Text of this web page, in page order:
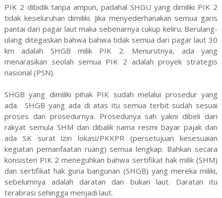
PIK 2 dibidik tanpa ampun, padahal SHGU yang dimiliki PIK 2
tidak keseluruhan dimiliki. Jika menyederhanakan semua garis
pantai dari pagar laut maka sebenarnya cukup keliru. Berulang-
ulang ditegaskan bahwa bahwa tidak semua dari pagar laut 30
km adalah SHGB milik PIK 2. Menurutnya, ada yang
menarasikan seolah semua PIK 2 adalah proyek strategis
nasional (PSN).
SHGB yang dimiliki pihak PIK sudah melalui prosedur yang
ada. SHGB yang ada di atas itu semua terbit sudah sesuai
proses dan prosedurnya. Prosedunya sah yakni dibeli dari
rakyat semula SHM dan dibalik nama resmi bayar pajak dan
ada SK surat izin lokasi/PKKPR (persetujuan kesesuaian
kegiatan pemanfaatan ruang) semua lengkap. Bahkan secara
konsisten PIK 2 meneguhkan bahwa sertifikat hak milik (SHM)
dan sertifikat hak guna bangunan (SHGB) yang mereka miliki,
sebelumnya adalah daratan dan bukan laut. Daratan itu
terabrasi sehingga menjadi laut.